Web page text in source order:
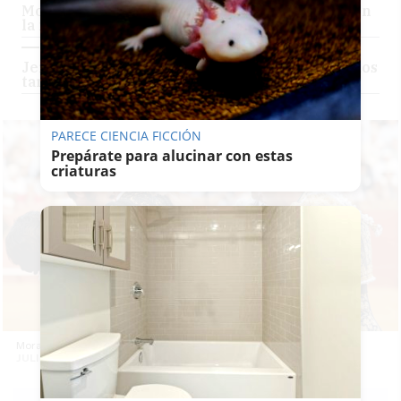
Morante, cogido en la Maestranza y operado en
la misma plaza
Jerez, pendiente de Morante: en peligro sus dos
tardes en la Feria del Caballo
Morante, llevado por miembros de su cuadrilla tras ser corneado. -
JULIO MUÑOZ / EFE
PARECE CIENCIA FICCIÓN
Prepárate para alucinar con estas
criaturas